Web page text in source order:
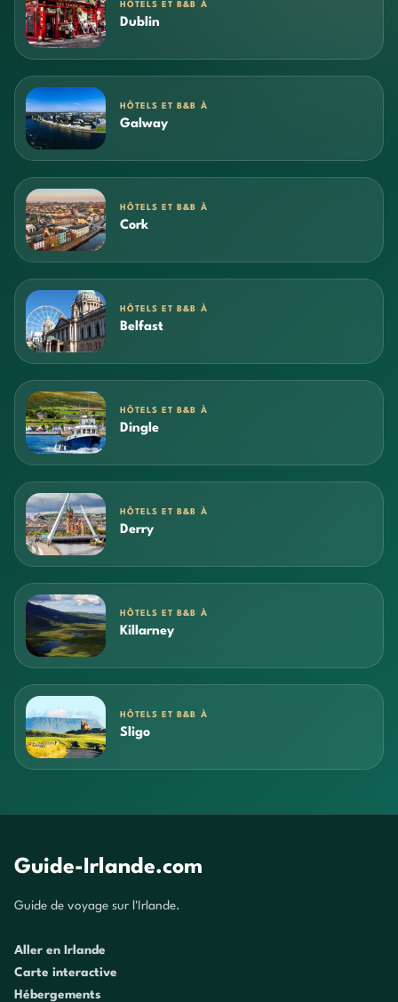
HÔTELS ET B&B À
Dublin
HÔTELS ET B&B À
Galway
HÔTELS ET B&B À
Cork
HÔTELS ET B&B À
Belfast
HÔTELS ET B&B À
Dingle
HÔTELS ET B&B À
Derry
HÔTELS ET B&B À
Killarney
HÔTELS ET B&B À
Sligo
Guide-Irlande.com
Guide de voyage sur l'Irlande.
Aller en Irlande
Carte interactive
Hébergements